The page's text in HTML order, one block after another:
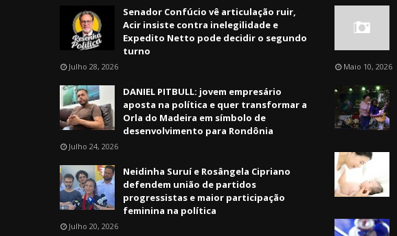
Senador Confúcio vê articulação ruir,
Acir insiste contra inelegilidade e
Expedito Netto pode decidir o segundo
turno
Julho 28, 2026
DANIEL PITBULL: jovem empresário
aposta na política e quer transformar a
Orla do Madeira em símbolo de
desenvolvimento para Rondônia
Julho 24, 2026
Neidinha Suruí e Rosângela Cipriano
defendem união de partidos
progressistas e maior participação
feminina na política
Julho 20, 2026
Maio 10, 2026